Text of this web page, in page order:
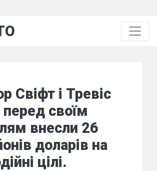
Свіфт і Тревіс
перед своїм
внесли 26
доларів на
цілі.